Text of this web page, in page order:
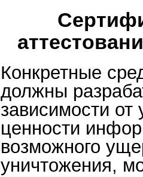
Конкретные
должны
зависимости
ценности
возможного
уничтожения,